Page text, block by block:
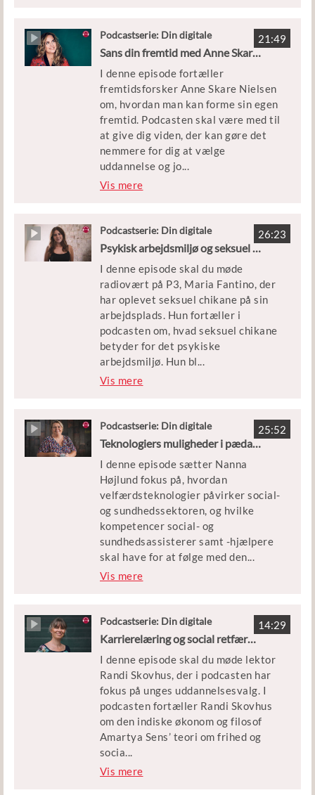
på HTX-uddannelsen i Holstebro.
Hør podcasten og bliv inspireret til,
iværksætter.
Forløbet, som knytter sig til
podcasten, er målrettet elever på
eud på grundforløb 1 og 2 samt
hovedforløb på tværs af
erhvervsskolernes fire
hovedområder.
21:49
Podcastserie: Din digitale
gæstelærer
Sans din fremtid med Anne Skare Nielsen
I denne episode fortæller
fremtidsforsker Anne Skare Nielsen
om, hvordan man kan forme sin egen
fremtid. Podcasten skal være med til
at give dig viden, der kan gøre det
nemmere for dig at vælge
uddannelse og jo...
b. Anne Skare Nielsen fortæller om
træffe gode beslutninger om
uddannelse og job.
Forløbet, som er knyttet til
podcasten, er målrettet
grundskoleelever i udskolingen.
Vis mere
26:23
Podcastserie: Din digitale
gæstelærer
Psykisk arbejdsmiljø og seksuel chikane med Maria Fantino
I denne episode skal du møde
radiovært på P3, Maria Fantino, der
har oplevet seksuel chikane på sin
arbejdsplads. Hun fortæller i
podcasten om, hvad seksuel chikane
betyder for det psykiske
arbejdsmiljø. Hun bl...
iver interviewet af adjunkt Ane
med udgangspunkt i Maria Fantinos
personlige oplevelser med seksuel
chikane.
Forløbet, som er knyttet til
podcasten, er målrettet elever på
eud på grundforløb 1 og kan gå på
tværs af de fire hovedområder.
Vis mere
25:52
Podcastserie: Din digitale
gæstelærer
Teknologiers muligheder i pædagogik og sundhed med Nanna Højlund
I denne episode sætter Nanna
Højlund fokus på, hvordan
velfærdsteknologier påvirker social-
og sundhedssektoren, og hvilke
kompetencer social- og
sundhedsassisterer samt -hjælpere
skal have for at følge med den...
teknologiske udvikling. Nanna
giver i podcasten en række
eksempler på, hvordan ny teknologi
kan understøtte borgeres mestring
af eget liv, og hvilke kompetencer
det kræver af social- og
sundhedsassisterer samt -hjælpere.
Forløbet, som er knyttet til
podcasten, er målrettet elever på
eud på hovedområdet "Omsorg,
sundhed og pædagogik".
Vis mere
14:29
Podcastserie: Din digitale
gæstelærer
Karrierelæring og social retfærdighed med Randi Skovhus
I denne episode skal du møde lektor
Randi Skovhus, der i podcasten har
fokus på unges uddannelsesvalg. I
podcasten fortæller Randi Skovhus
om den indiske økonom og filosof
Amartya Sens’ teori om frihed og
socia...
l retfærdighed. Teorien – med særlig
Vis mere